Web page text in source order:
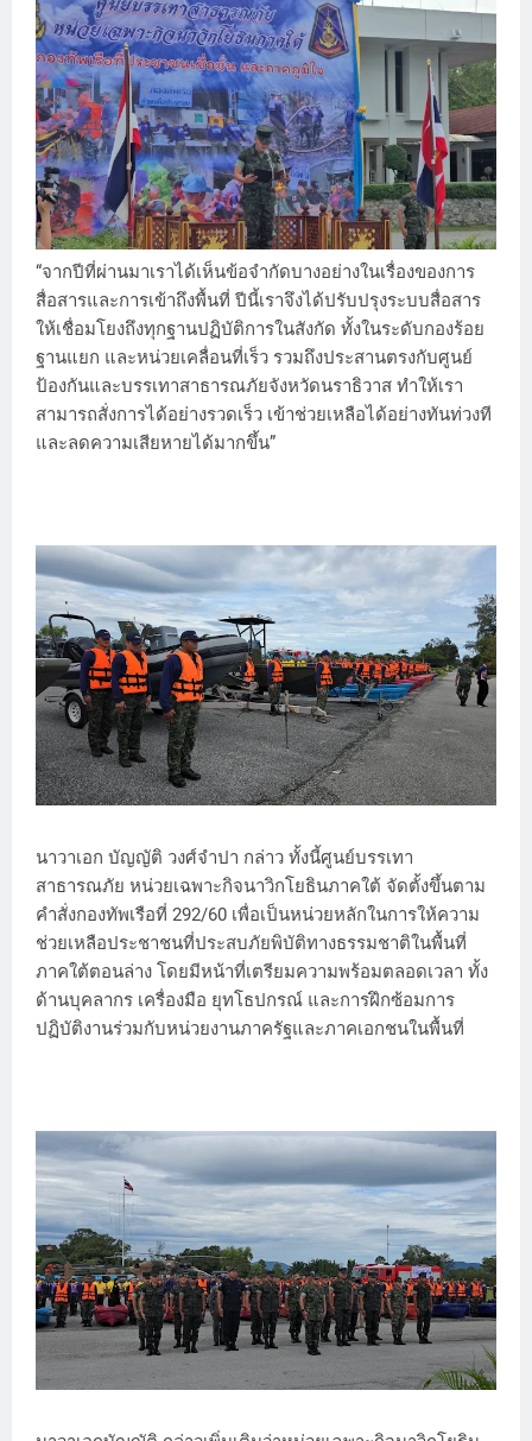
“จากปีที่ผ่านมาเราได้เห็นข้อจำกัดบางอย่างในเรื่องของการ
สื่อสารและการเข้าถึงพื้นที่ ปีนี้เราจึงได้ปรับปรุงระบบสื่อสาร
ให้เชื่อมโยงถึงทุกฐานปฏิบัติการในสังกัด ทั้งในระดับกองร้อย
ฐานแยก และหน่วยเคลื่อนที่เร็ว รวมถึงประสานตรงกับศูนย์
ป้องกันและบรรเทาสาธารณภัยจังหวัดนราธิวาส ทำให้เรา
สามารถสั่งการได้อย่างรวดเร็ว เข้าช่วยเหลือได้อย่างทันท่วงที
และลดความเสียหายได้มากขึ้น”
นาวาเอก บัญญัติ วงศ์จำปา กล่าว ทั้งนี้ศูนย์บรรเทา
สาธารณภัย หน่วยเฉพาะกิจนาวิกโยธินภาคใต้ จัดตั้งขึ้นตาม
คำสั่งกองทัพเรือที่ 292/60 เพื่อเป็นหน่วยหลักในการให้ความ
ช่วยเหลือประชาชนที่ประสบภัยพิบัติทางธรรมชาติในพื้นที่
ภาคใต้ตอนล่าง โดยมีหน้าที่เตรียมความพร้อมตลอดเวลา ทั้ง
ด้านบุคลากร เครื่องมือ ยุทโธปกรณ์ และการฝึกซ้อมการ
ปฏิบัติงานร่วมกับหน่วยงานภาครัฐและภาคเอกชนในพื้นที่